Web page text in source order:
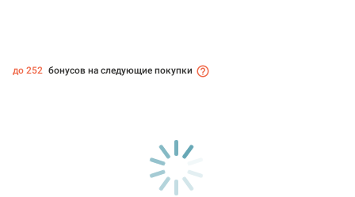
до 252 бонусов на следующие покупки